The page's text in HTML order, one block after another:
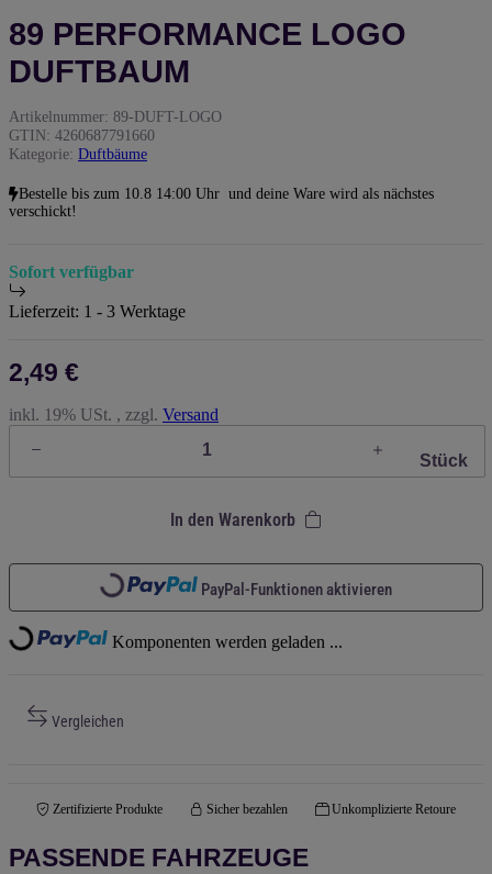
89 PERFORMANCE LOGO
DUFTBAUM
Artikelnummer: 89-DUFT-LOGO
GTIN: 4260687791660
Kategorie: Duftbäume
Bestelle bis zum 10.8 14:00 Uhr und deine Ware wird als nächstes
verschickt!
Sofort verfügbar
Lieferzeit: 1 - 3 Werktage
2,49 €
inkl. 19% USt. , zzgl. Versand
Stück
In den Warenkorb
Loading... PayPal-Funktionen aktivieren
Loading... Komponenten werden geladen ...
Vergleichen
Zertifizierte Produkte Sicher bezahlen Unkomplizierte Retoure
PASSENDE FAHRZEUGE